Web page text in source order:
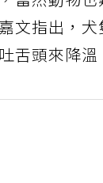
當然動物
文指出，
舌頭來降